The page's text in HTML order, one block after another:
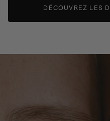
DÉCOUVREZ LES